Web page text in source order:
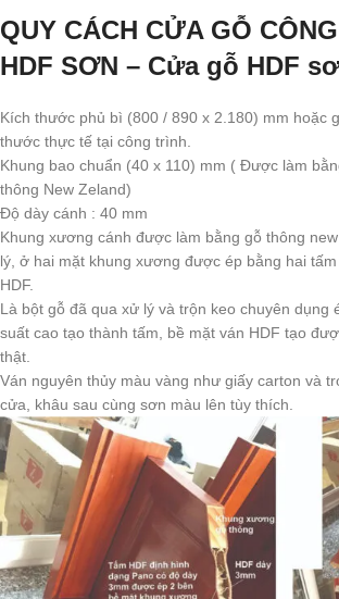
QUY CÁCH CỬA GỖ
HDF SƠN – Cửa gỗ HDF
Kích thước phủ bì (800 / 890 x 2.180) mm hoặc
thước thực tế tại công trình.
Khung bao chuẩn (40 x 110) mm ( Được làm
thông New Zeland)
Độ dày cánh : 40 mm
Khung xương cánh được làm bằng gỗ thông
lý, ở hai mặt khung xương được ép bằng hai
HDF.
Là bột gỗ đã qua xử lý và trộn keo chuyên dụng
suất cao tạo thành tấm, bề mặt ván HDF tạo
thật.
Ván nguyên thủy màu vàng như giấy carton và
cửa, khâu sau cùng sơn màu lên tùy thích.